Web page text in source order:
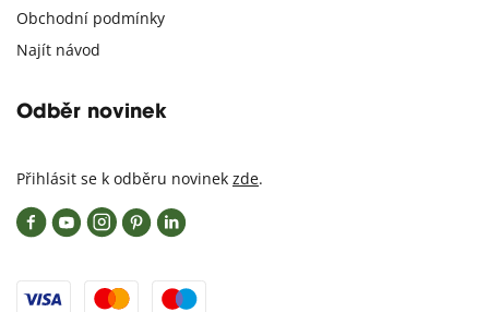
Obchodní podmínky
Najít návod
Odběr novinek
Přihlásit se k odběru novinek zde.